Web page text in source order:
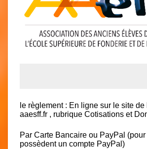
le règlement : En ligne sur le site de
aaesff.fr , rubrique Cotisations et
Par Carte Bancaire ou PayPal
possèdent un compte PayPal)